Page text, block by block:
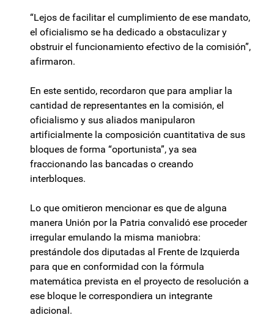
“Lejos de facilitar el cumplimiento de ese mandato,
el oficialismo se ha dedicado a obstaculizar y
obstruir el funcionamiento efectivo de la comisión”,
afirmaron.
En este sentido, recordaron que para ampliar la
cantidad de representantes en la comisión, el
oficialismo y sus aliados manipularon
artificialmente la composición cuantitativa de sus
bloques de forma “oportunista”, ya sea
fraccionando las bancadas o creando
interbloques.
Lo que omitieron mencionar es que de alguna
manera Unión por la Patria convalidó ese proceder
irregular emulando la misma maniobra:
prestándole dos diputadas al Frente de Izquierda
para que en conformidad con la fórmula
matemática prevista en el proyecto de resolución a
ese bloque le correspondiera un integrante
adicional.